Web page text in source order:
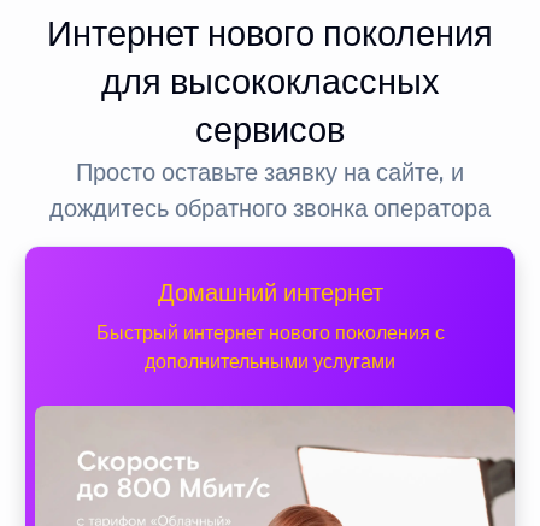
Интернет нового поколения
для высококлассных
сервисов
Просто оставьте заявку на сайте, и
дождитесь обратного звонка оператора
Домашний интернет
Быстрый интернет нового поколения с
дополнительными услугами